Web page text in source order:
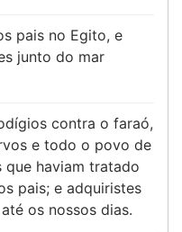
pais no Egito, e
junto do mar
contra o faraó,
e todo o povo de
que haviam tratado
pais; e adquiristes
os nossos dias.